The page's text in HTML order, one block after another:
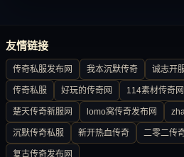
友情链接
传奇私服发布网 我本沉默传奇 诚志开
传奇私服 好玩的传奇网 114素材传奇网
楚天传奇新服网 lomo窝传奇发布网
沉默传奇私服 新开热血传奇 二零二传
复古传奇发布网